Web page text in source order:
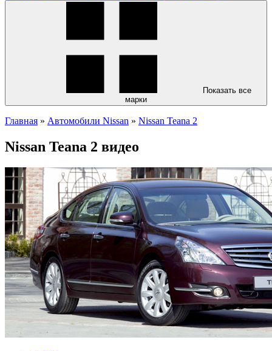
Показать все
марки
Главная » Автомобили Nissan » Nissan Teana 2
Nissan Teana 2 видео